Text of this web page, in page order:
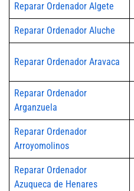
Reparar Ordenador Algete
Reparar Ordenador Aluche
Reparar Ordenador Aravaca
Reparar Ordenador
Arganzuela
Reparar Ordenador
Arroyomolinos
Reparar Ordenador
Azuqueca de Henares